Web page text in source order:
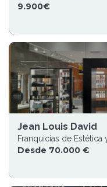
9.900€
Jean Louis David
Franquicias de Estética
Desde 70.000 €